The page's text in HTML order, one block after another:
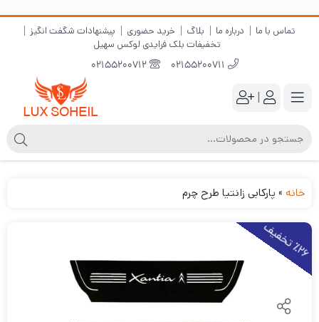
تماس با ما درباره ما بلاگ خرید حضوری
پیشنهادات شگفت انگیز
تخفیفات بلک فرایدی لوکس سهیل
|
خانه » پارکابی زانتیا طرح چرم
٪2
6
ت
خ
ف
یف